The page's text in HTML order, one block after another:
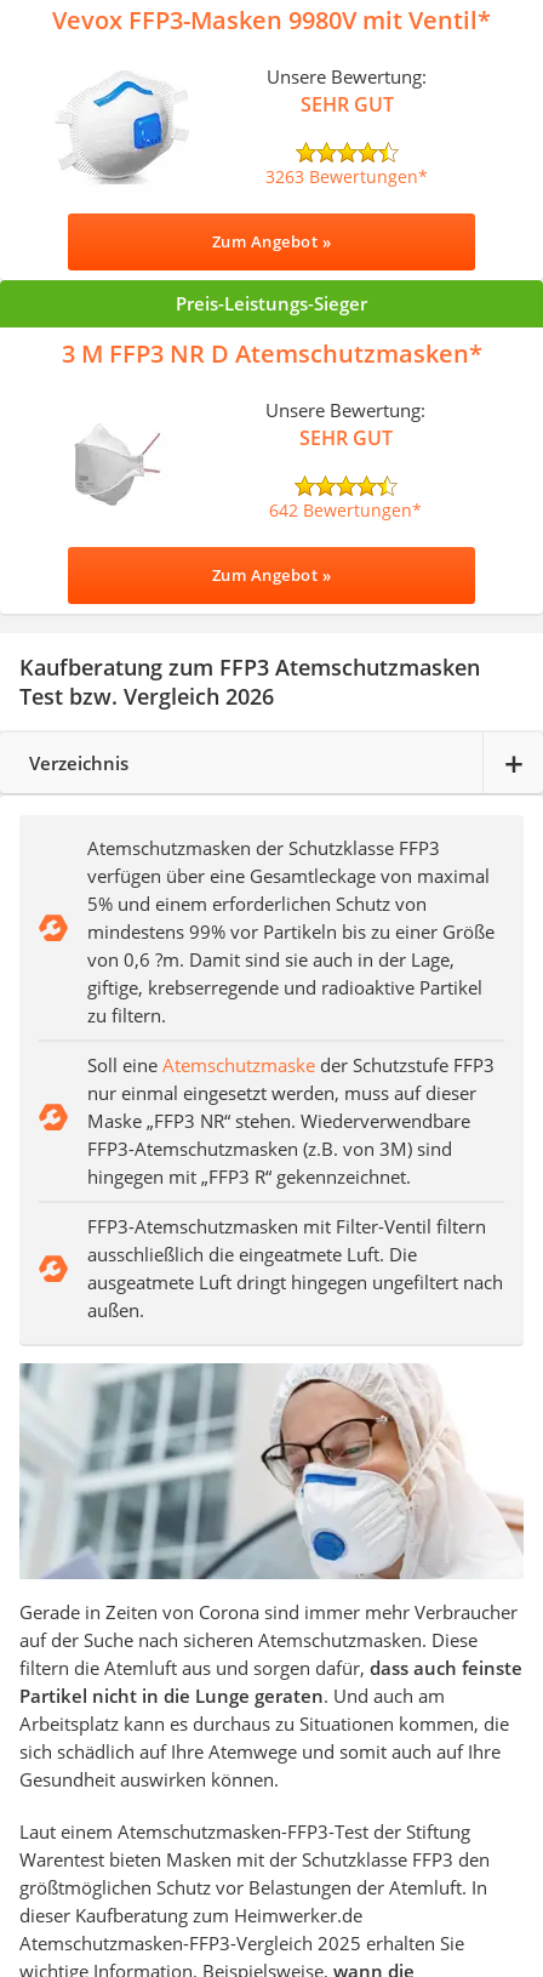
Vevox FFP3-Masken 9980V mit Ventil
Unsere Bewertung:
SEHR GUT
3263 Bewertungen
Zum Angebot »
Preis-Leistungs-Sieger
3 M FFP3 NR D Atemschutzmasken
Unsere Bewertung:
SEHR GUT
642 Bewertungen
Zum Angebot »
Kaufberatung zum FFP3 Atemschutzmasken
Test bzw. Vergleich 2026
Verzeichnis
Atemschutzmasken der Schutzklasse FFP3
verfügen über eine Gesamtleckage von maximal
5% und einem erforderlichen Schutz von
mindestens 99% vor Partikeln bis zu einer Größe
von 0,6 ?m. Damit sind sie auch in der Lage,
giftige, krebserregende und radioaktive Partikel
zu filtern.
Soll eine Atemschutzmaske der Schutzstufe FFP3
nur einmal eingesetzt werden, muss auf dieser
Maske „FFP3 NR“ stehen. Wiederverwendbare
FFP3-Atemschutzmasken (z.B. von 3M) sind
hingegen mit „FFP3 R“ gekennzeichnet.
FFP3-Atemschutzmasken mit Filter-Ventil filtern
ausschließlich die eingeatmete Luft. Die
ausgeatmete Luft dringt hingegen ungefiltert nach
außen.
Gerade in Zeiten von Corona sind immer mehr Verbraucher
auf der Suche nach sicheren Atemschutzmasken. Diese
filtern die Atemluft aus und sorgen dafür, dass auch feinste
Partikel nicht in die Lunge geraten. Und auch am
Arbeitsplatz kann es durchaus zu Situationen kommen, die
sich schädlich auf Ihre Atemwege und somit auch auf Ihre
Gesundheit auswirken können.
Laut einem Atemschutzmasken-FFP3-Test der Stiftung
Warentest bieten Masken mit der Schutzklasse FFP3 den
größtmöglichen Schutz vor Belastungen der Atemluft. In
dieser Kaufberatung zum Heimwerker.de
Atemschutzmasken-FFP3-Vergleich 2025 erhalten Sie
wichtige Information. Beispielsweise, wann die